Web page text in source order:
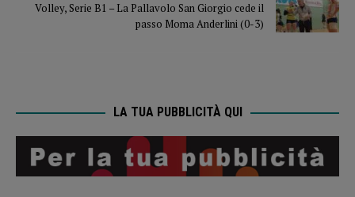
Volley, Serie B1 – La Pallavolo San Giorgio cede il
passo Moma Anderlini (0-3)
LA TUA PUBBLICITÀ QUI